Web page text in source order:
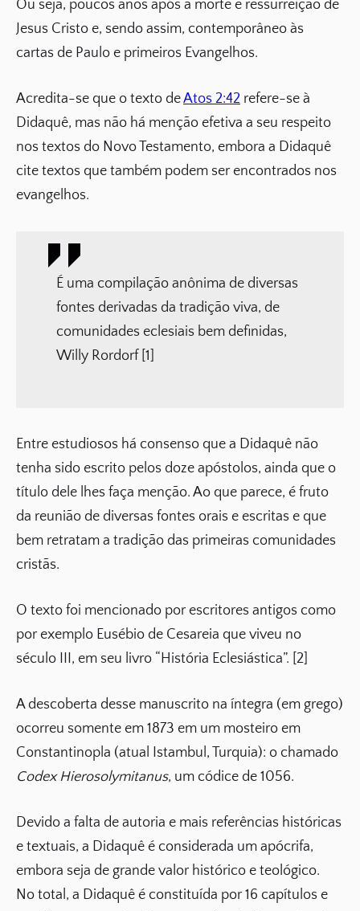
Ou seja, poucos anos após a morte e ressurreição de
Jesus Cristo e, sendo assim, contemporâneo às
cartas de Paulo e primeiros Evangelhos.
Acredita-se que o texto deAtos 2:42 refere-se à
Didaquê, mas não há menção efetiva a seu respeito
nos textos do Novo Testamento, embora a Didaquê
cite textos que também podem ser encontrados nos
evangelhos.
É uma compilação anônima de diversas
fontes derivadas da tradição viva, de
comunidades eclesiais bem definidas,
Willy Rordorf [1]
Entre estudiosos há consenso que a Didaquê não
tenha sido escrito pelos doze apóstolos, ainda que o
título dele lhes faça menção. Ao que parece, é fruto
da reunião de diversas fontes orais e escritas e que
bem retratam a tradição das primeiras comunidades
cristãs.
O texto foi mencionado por escritores antigos como
por exemplo Eusébio de Cesareia que viveu no
século III, em seu livro “História Eclesiástica”. [2]
A descoberta desse manuscrito na íntegra (em grego)
ocorreu somente em 1873 em um mosteiro em
Constantinopla (atual Istambul, Turquia): o chamado
Codex Hierosolymitanus, um códice de 1056.
Devido a falta de autoria e mais referências históricas
e textuais, a Didaquê é considerada um apócrifa,
embora seja de grande valor histórico e teológico.
No total, a Didaquê é constituída por 16 capítulos e